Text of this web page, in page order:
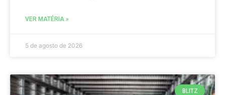
VER MATÉRIA »
5 de agosto de 2026
BLITZ